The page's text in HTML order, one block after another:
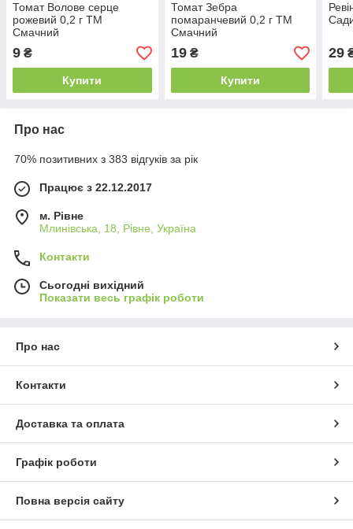
Томат Волове серце
рожевий 0,2 г ТМ
Смачний
9 ₴
Купити
Томат Зебра
помаранчевий 0,2 г ТМ
Смачний
19₴
Купити
29
Про нас
70% позитивних з 383 відгуків за рік
Працює з 22.12.2017
м. Рівне
Млинівська, 18, Рівне, Україна
Контакти
Сьогодні вихідний
Показати весь графік роботи
Про нас
Контакти
Доставка та оплата
Графік роботи
Повна версія сайту